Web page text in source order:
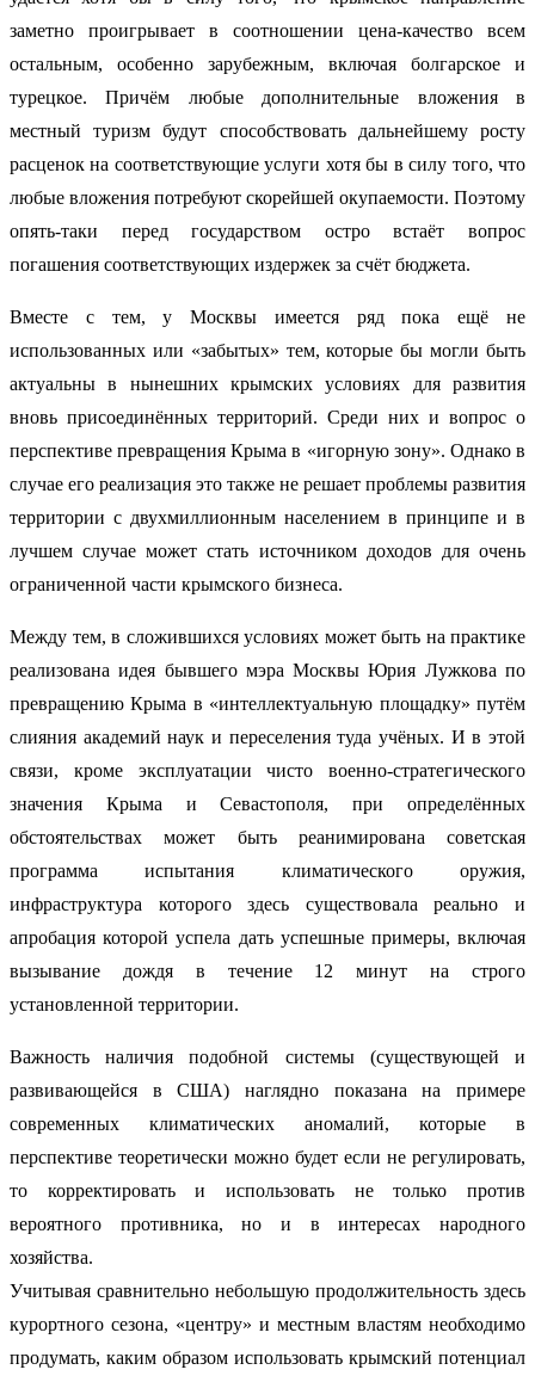
заметно проигрывает в соотношении цена-качество всем
остальным, особенно зарубежным, включая болгарское и
турецкое. Причём любые дополнительные вложения в
местный туризм будут способствовать дальнейшему росту
расценок на соответствующие услуги хотя бы в силу того, что
любые вложения потребуют скорейшей окупаемости. Поэтому
опять-таки перед государством остро встаёт вопрос
погашения соответствующих издержек за счёт бюджета.
Вместе с тем, у Москвы имеется ряд пока ещё не
использованных или «забытых» тем, которые бы могли быть
актуальны в нынешних крымских условиях для развития
вновь присоединённых территорий. Среди них и вопрос о
перспективе превращения Крыма в «игорную зону». Однако в
случае его реализация это также не решает проблемы развития
территории с двухмиллионным населением в принципе и в
лучшем случае может стать источником доходов для очень
ограниченной части крымского бизнеса.
Между тем, в сложившихся условиях может быть на практике
реализована идея бывшего мэра Москвы Юрия Лужкова по
превращению Крыма в «интеллектуальную площадку» путём
слияния академий наук и переселения туда учёных. И в этой
связи, кроме эксплуатации чисто военно-стратегического
значения Крыма и Севастополя, при определённых
обстоятельствах может быть реанимирована советская
программа испытания климатического оружия,
инфраструктура которого здесь существовала реально и
апробация которой успела дать успешные примеры, включая
вызывание дождя в течение 12 минут на строго
установленной территории.
Важность наличия подобной системы (существующей и
развивающейся в США) наглядно показана на примере
современных климатических аномалий, которые в
перспективе теоретически можно будет если не регулировать,
то корректировать и использовать не только против
вероятного противника, но и в интересах народного
хозяйства.
Учитывая сравнительно небольшую продолжительность здесь
курортного сезона, «центру» и местным властям необходимо
продумать, каким образом использовать крымский потенциал